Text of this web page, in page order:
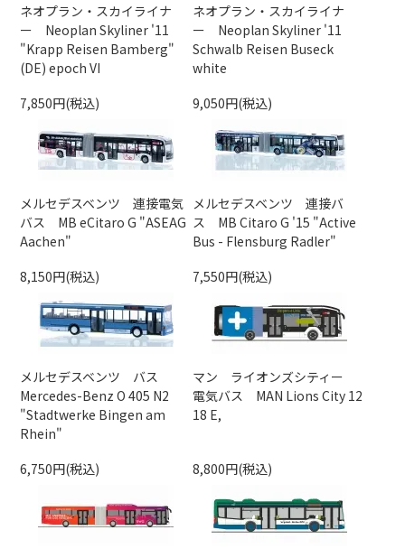
ネオプラン・スカイライナ
ー Neoplan Skyliner '11
"Krapp Reisen Bamberg"
(DE) epoch VI
7,850円(税込)
ネオプラン・スカイライナ
ー Neoplan Skyliner '11
Schwalb Reisen Buseck
white
9,050円(税込)
メルセデスベンツ 連接電気
バス MB eCitaro G "ASEAG
Aachen"
8,150円(税込)
メルセデスベンツ 連接バ
ス MB Citaro G '15 "Active
Bus - Flensburg Radler"
7,550円(税込)
メルセデスベンツ バス
Mercedes-Benz O 405 N2
"Stadtwerke Bingen am
Rhein"
6,750円(税込)
マン ライオンズシティー
電気バス MAN Lions City 12
18 E,
8,800円(税込)